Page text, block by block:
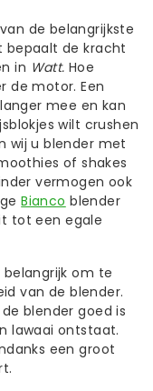
de belangrijkste
bepaalt de kracht
in Watt.Hoe
de motor. Een
mee en kan
wilt crushen
wij u blender met
of shakes
vermogen ook
Bianco blender
tot een egale
om te
van de blender.
blender goed is
lawaai ontstaat.
een groot